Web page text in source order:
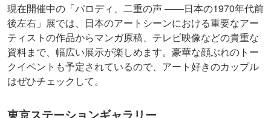
現在開催中の「パロディ、二重の声 ――日本の1970年代前
後左右」展では、日本のアートシーンにおける重要なアー
ティストの作品からマンガ原稿、テレビ映像などの貴重な
資料まで、幅広い展示が楽しめます。豪華な顔ぶれのトー
クイベントも予定されているので、アート好きのカップル
はぜひチェックして。
東京ステーションギャラリー